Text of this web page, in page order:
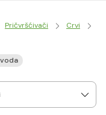
Pričvršćivači Crvi